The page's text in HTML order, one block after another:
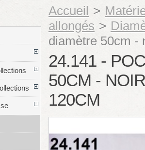
Accueil >
allongés >
diamètre 50cm -
24.141 -
50CM -
120CM